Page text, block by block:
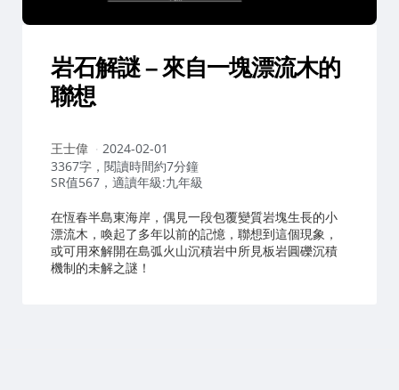
岩石解謎 – 來自一塊漂流木的
聯想
作
者：
王士偉
2024-02-01
3367字，閱讀時間約7分鐘
SR值567，適讀年級:九年級
在恆春半島東海岸，偶見一段包覆變質岩塊生長的小
漂流木，喚起了多年以前的記憶，聯想到這個現象，
或可用來解開在島弧火山沉積岩中所見板岩圓礫沉積
機制的未解之謎！